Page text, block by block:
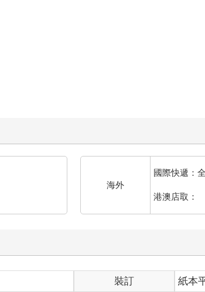
海外
國際快遞：
港澳店取：
裝訂
紙本